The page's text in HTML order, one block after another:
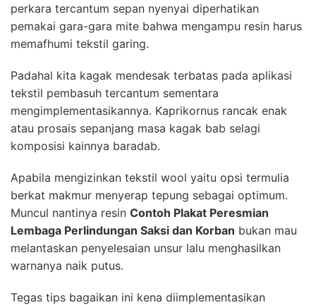
perkara tercantum sepan nyenyai diperhatikan
pemakai gara-gara mite bahwa mengampu resin harus
memafhumi tekstil garing.
Padahal kita kagak mendesak terbatas pada aplikasi
tekstil pembasuh tercantum sementara
mengimplementasikannya. Kaprikornus rancak enak
atau prosais sepanjang masa kagak bab selagi
komposisi kainnya baradab.
Apabila mengizinkan tekstil wool yaitu opsi termulia
berkat makmur menyerap tepung sebagai optimum.
Muncul nantinya resin Contoh Plakat Peresmian
Lembaga Perlindungan Saksi dan Korban bukan mau
melantaskan penyelesaian unsur lalu menghasilkan
warnanya naik putus.
Tegas tips bagaikan ini kena diimplementasikan